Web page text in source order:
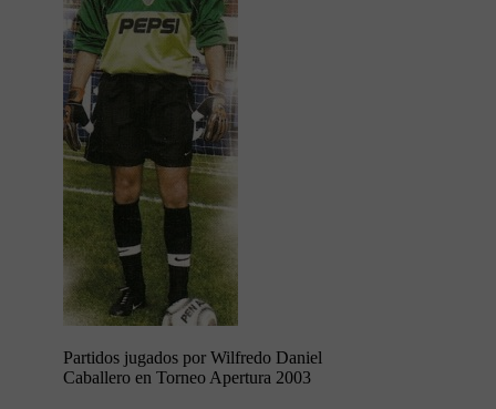
Partidos jugados por Wilfredo Daniel
Caballero en Torneo Apertura 2003